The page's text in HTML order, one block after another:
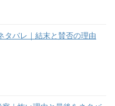
タバレ｜結末と賛否の理由